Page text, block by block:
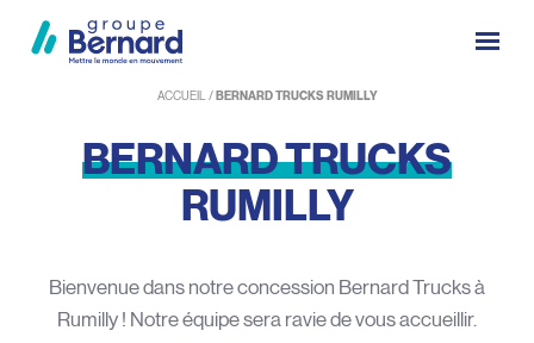
ACCUEIL/ BERNARD TRUCKS RUMILLY
BERNARDTRUCKS
RUMILLY
Bienvenue dans notre concession Bernard Trucks à
Rumilly ! Notre équipe sera ravie de vous accueillir.